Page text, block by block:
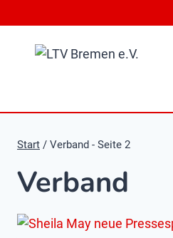
Inhalt
springen
Start / Verband - Seite 2
Verband